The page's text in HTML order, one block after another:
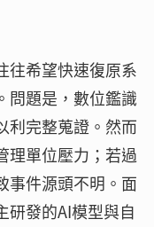
往希望快速復原系
問題是，數位鑑識
利完整蒐證。然而
理單位壓力；若過
事件源頭不明。面
研發的AI模型與自